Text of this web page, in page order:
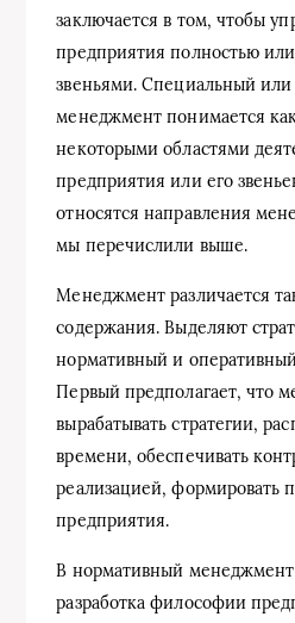
заключается в том, чтобы
предприятия полностью
звеньями. Специальный
менеджмент понимается
некоторыми областями
предприятия или его
относятся направления
мы перечислили выше.
Менеджмент различается
содержания. Выделяют
нормативный и
Первый предполагает, что
вырабатывать стратегии,
времени, обеспечивать
реализацией, формировать
предприятия.
В нормативный менеджмент
разработка философии